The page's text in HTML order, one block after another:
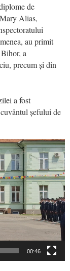
de
Alias,
au primit
a
precum și din
a fost
șefului de
00:46